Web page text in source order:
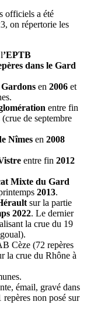
officiels a été
on répertorie les
’EPTB
dans le Gard
en 2006 et
entre fin
de septembre
Nîmes en 2008
entre fin 2012
Mixte du Gard
2013.
sur la partie
2022. Le dernier
la crue du 19
Cèze (72 repères
la crue du Rhône à
émail, gravé dans
non posé sur